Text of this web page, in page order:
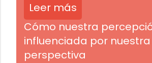
Leer más
Cómo nuestra
influenciada por nuestra
perspectiva